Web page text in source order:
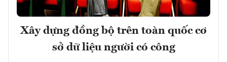
Xây dựng đồng bộ trên toàn quốc cơ
sở dữ liệu người có công